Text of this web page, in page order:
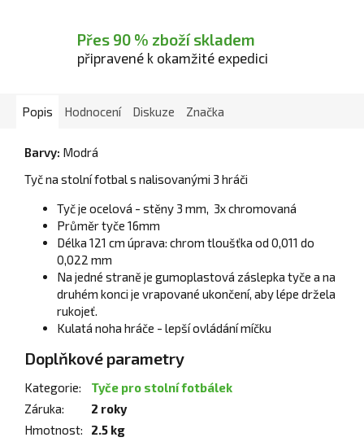
Přes 90 % zboží skladem
připravené k okamžité expedici
Popis Hodnocení Diskuze Značka
Barvy: Modrá
Tyč na stolní fotbal s nalisovanými 3 hráči
Tyč je ocelová - stěny 3 mm, 3x chromovaná
Průměr tyče 16mm
Délka 121 cm úprava: chrom tloušťka od 0,011 do
0,022 mm
Na jedné straně je gumoplastová záslepka tyče a na
druhém konci je vrapované ukončení, aby lépe držela
rukojeť.
Kulatá noha hráče - lepší ovládání míčku
Doplňkové parametry
Kategorie:
Tyče pro stolní fotbálek
Záruka:
2 roky
Hmotnost:
2.5 kg